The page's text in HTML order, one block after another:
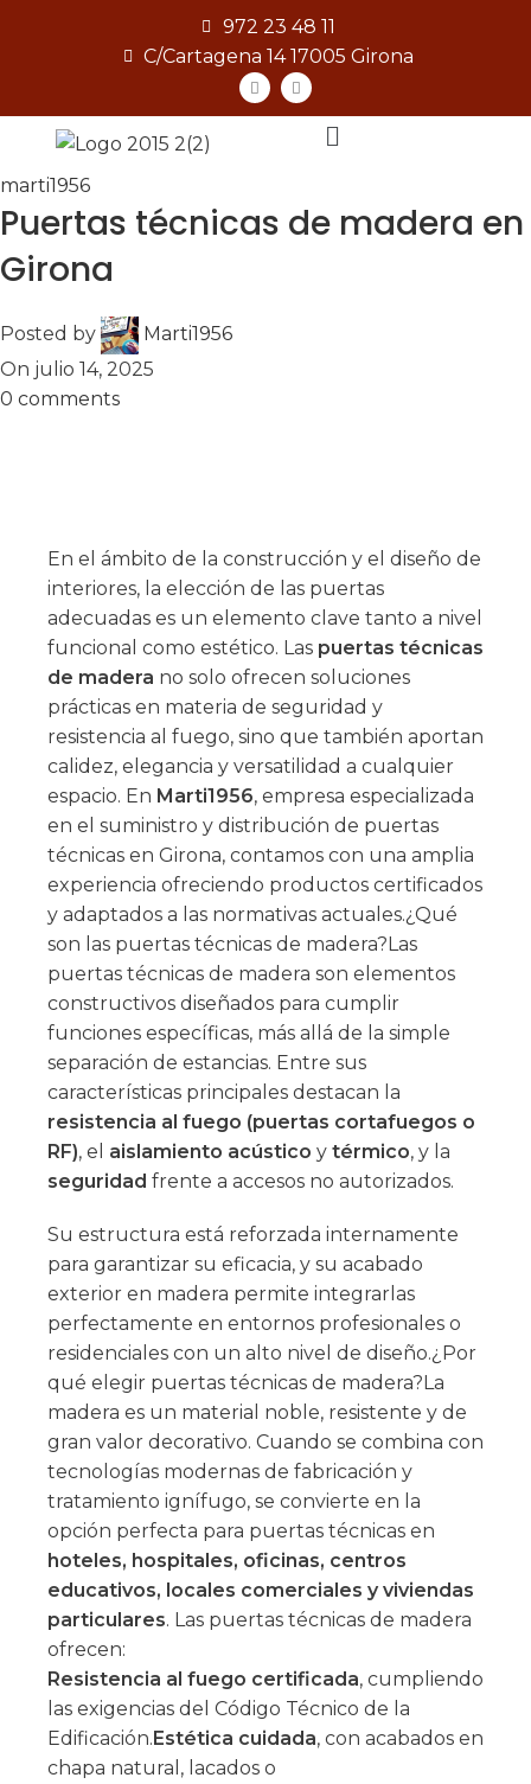
972 23 48 11
C/Cartagena 14 17005 Girona
marti1956
Puertas técnicas de madera en
Girona
Posted by
Marti1956
On julio 14, 2025
0 comments
En el ámbito de la construcción y el diseño de
interiores, la elección de las puertas
adecuadas es un elemento clave tanto a nivel
funcional como estético. Las puertas técnicas
de madera no solo ofrecen soluciones
prácticas en materia de seguridad y
resistencia al fuego, sino que también aportan
calidez, elegancia y versatilidad a cualquier
espacio. En Marti1956, empresa especializada
en el suministro y distribución de puertas
técnicas en Girona, contamos con una amplia
experiencia ofreciendo productos certificados
y adaptados a las normativas actuales.¿Qué
son las puertas técnicas de madera?Las
puertas técnicas de madera son elementos
constructivos diseñados para cumplir
funciones específicas, más allá de la simple
separación de estancias. Entre sus
características principales destacan la
resistencia al fuego (puertas cortafuegos o
RF), el aislamiento acústico y térmico, y la
seguridad frente a accesos no autorizados.
Su estructura está reforzada internamente
para garantizar su eficacia, y su acabado
exterior en madera permite integrarlas
perfectamente en entornos profesionales o
residenciales con un alto nivel de diseño.¿Por
qué elegir puertas técnicas de madera?La
madera es un material noble, resistente y de
gran valor decorativo. Cuando se combina con
tecnologías modernas de fabricación y
tratamiento ignífugo, se convierte en la
opción perfecta para puertas técnicas en
hoteles, hospitales, oficinas, centros
educativos, locales comerciales y viviendas
particulares. Las puertas técnicas de madera
ofrecen:
Resistencia al fuego certificada, cumpliendo
las exigencias del Código Técnico de la
Edificación.Estética cuidada, con acabados en
chapa natural, lacados o